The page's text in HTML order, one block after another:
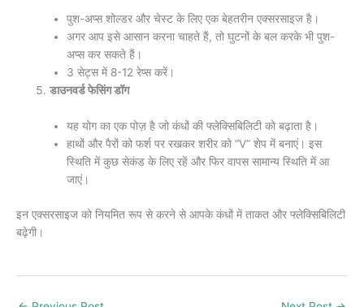
पुश-अप्स शोल्डर और चेस्ट के लिए एक बेहतरीन एक्सरसाइज है।
अगर आप इसे आसान करना चाहते हैं, तो घुटनों के बल करके भी पुश-
अप्स कर सकते हैं।
3 सेट्स में 8-12 रेप्स करें।
डाउनवर्ड फेसिंग डॉग
यह योग का एक पोज़ है जो कंधों की फ्लेक्सिबिलिटी को बढ़ाता है।
हाथों और पैरों को फर्श पर रखकर शरीर को “V” शेप में बनाएं। इस
स्थिति में कुछ सेकंड के लिए रहें और फिर वापस सामान्य स्थिति में आ
जाएं।
इन एक्सरसाइज को नियमित रूप से करने से आपके कंधों में ताकत और फ्लेक्सिबिलिटी
बढ़ेगी।